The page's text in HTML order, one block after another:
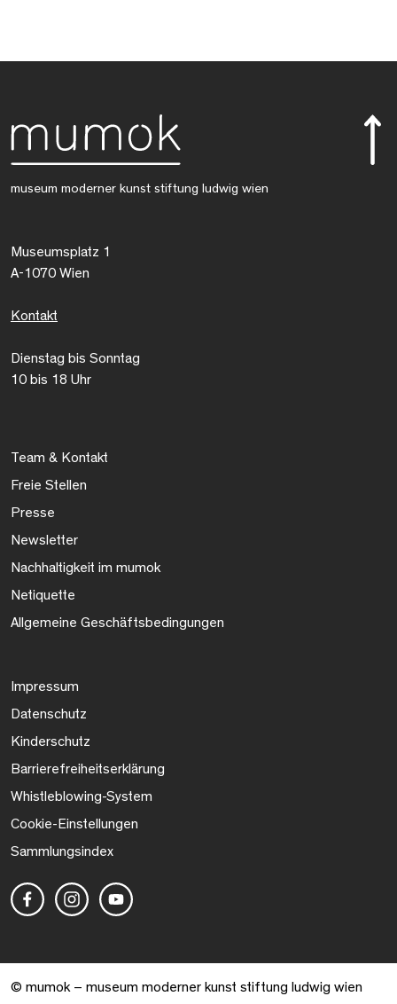
museum moderner kunst stiftung ludwig wien
Museumsplatz 1
A-1070 Wien
Kontakt
Dienstag bis Sonntag
10 bis 18 Uhr
Team & Kontakt
Freie Stellen
Presse
Newsletter
Nachhaltigkeit im mumok
Netiquette
Allgemeine Geschäftsbedingungen
Impressum
Datenschutz
Kinderschutz
Barrierefreiheitserklärung
Whistleblowing-System
Cookie-Einstellungen
Sammlungsindex
© mumok – museum moderner kunst stiftung ludwig wien